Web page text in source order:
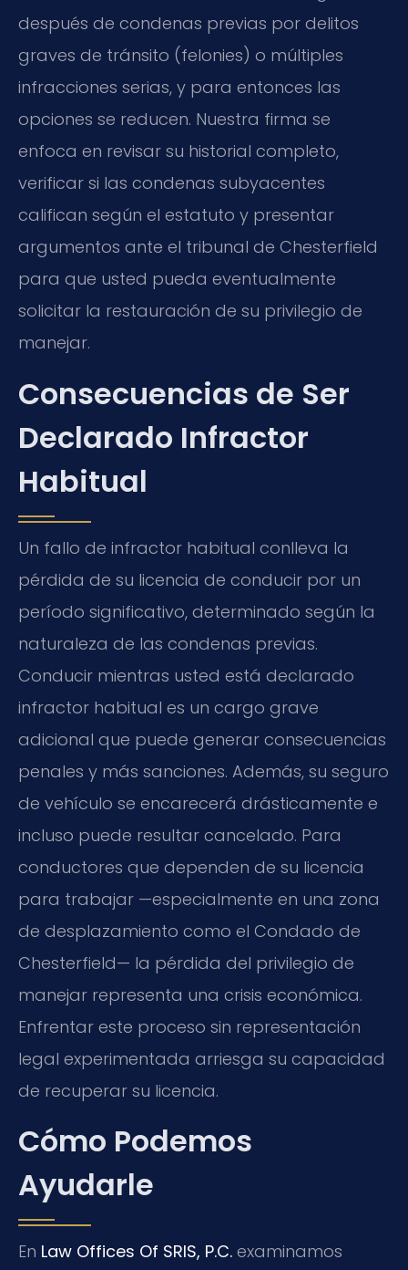
después de condenas previas por delitos
graves de tránsito (felonies) o múltiples
infracciones serias, y para entonces las
opciones se reducen. Nuestra firma se
enfoca en revisar su historial completo,
verificar si las condenas subyacentes
califican según el estatuto y presentar
argumentos ante el tribunal de Chesterfield
para que usted pueda eventualmente
solicitar la restauración de su privilegio de
manejar.
Consecuencias de Ser
Declarado Infractor
Habitual
Un fallo de infractor habitual conlleva la
pérdida de su licencia de conducir por un
período significativo, determinado según la
naturaleza de las condenas previas.
Conducir mientras usted está declarado
infractor habitual es un cargo grave
adicional que puede generar consecuencias
penales y más sanciones. Además, su seguro
de vehículo se encarecerá drásticamente e
incluso puede resultar cancelado. Para
conductores que dependen de su licencia
para trabajar —especialmente en una zona
de desplazamiento como el Condado de
Chesterfield— la pérdida del privilegio de
manejar representa una crisis económica.
Enfrentar este proceso sin representación
legal experimentada arriesga su capacidad
de recuperar su licencia.
Cómo Podemos
Ayudarle
En Law Offices Of SRIS, P.C. examinamos